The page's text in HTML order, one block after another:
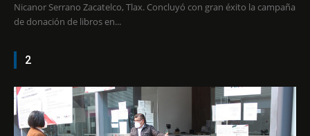
Nicanor Serrano Zacatelco, Tlax. Concluyó con gran éxito la campaña
de donación de libros en...
2